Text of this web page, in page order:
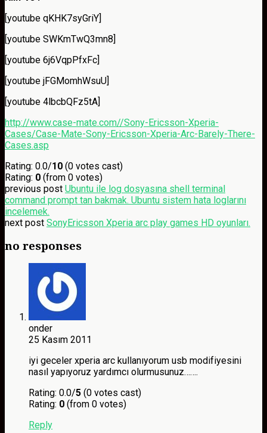
[youtube qKHK7syGriY]
[youtube SWKmTwQ3mn8]
[youtube 6j6VqpPfxFc]
[youtube jFGMomhWsuU]
[youtube 4lbcbQFz5tA]
http://www.case-mate.com//Sony-Ericsson-Xperia-
Cases/Case-Mate-Sony-Ericsson-Xperia-Arc-Barely-There-
Cases.asp
Rating: 0.0/10 (0 votes cast)
Rating: 0 (from 0 votes)
previous post Ubuntu ile log dosyasına shell terminal
command prompt tan bakmak. Ubuntu sistem hata loglarını
incelemek.
next post SonyEricsson Xperia arc play games HD oyunları.
no responses
onder
25 Kasım 2011
iyi geceler xperia arc kullanıyorum usb modifiyesini
nasıl yapıyoruz yardımcı olurmusunuz…….
Rating: 0.0/5 (0 votes cast)
Rating: 0 (from 0 votes)
Reply